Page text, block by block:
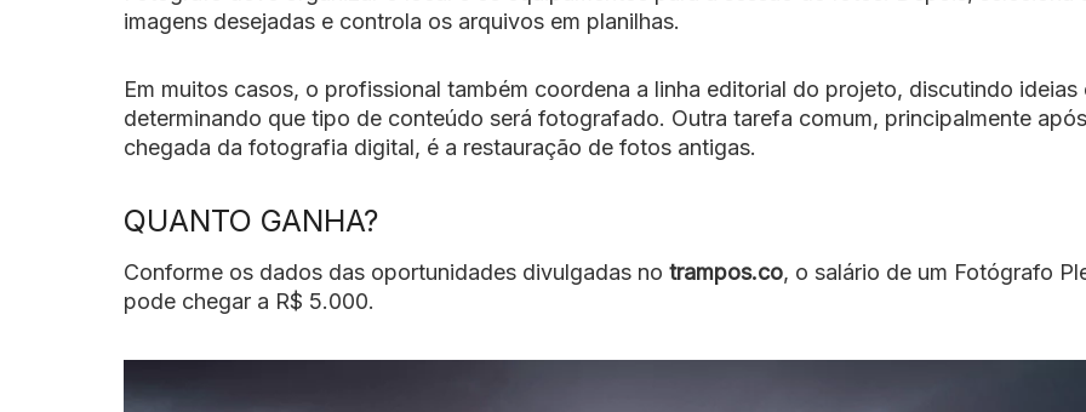
imagens desejadas e controla os arquivos em planilhas.
Em muitos casos, o profissional também coordena a linha editorial do projeto, discutindo ideias
determinando que tipo de conteúdo será fotografado. Outra tarefa comum, principalmente
chegada da fotografia digital, é a restauração de fotos antigas.
QUANTO GANHA?
Conforme os dados das oportunidades divulgadas no trampos.co, o salário de um Fotógrafo
pode chegar a R$ 5.000.